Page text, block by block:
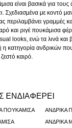
είναι βασικά για τους
Σχεδιασμένα με κοντό
περιλαμβάνει γραμμές
και ριγέ πουκάμισα
looks, ενώ τα λινά
η κατηγορία ανδρικών
καιρό.
ΕΝΔΙΑΦΕΡΕΙ
ΠΟΥΚΆΜΙΣΑ
ΑΝΔΡΙΚΆ
ΑΝΔΡΙΚΆ